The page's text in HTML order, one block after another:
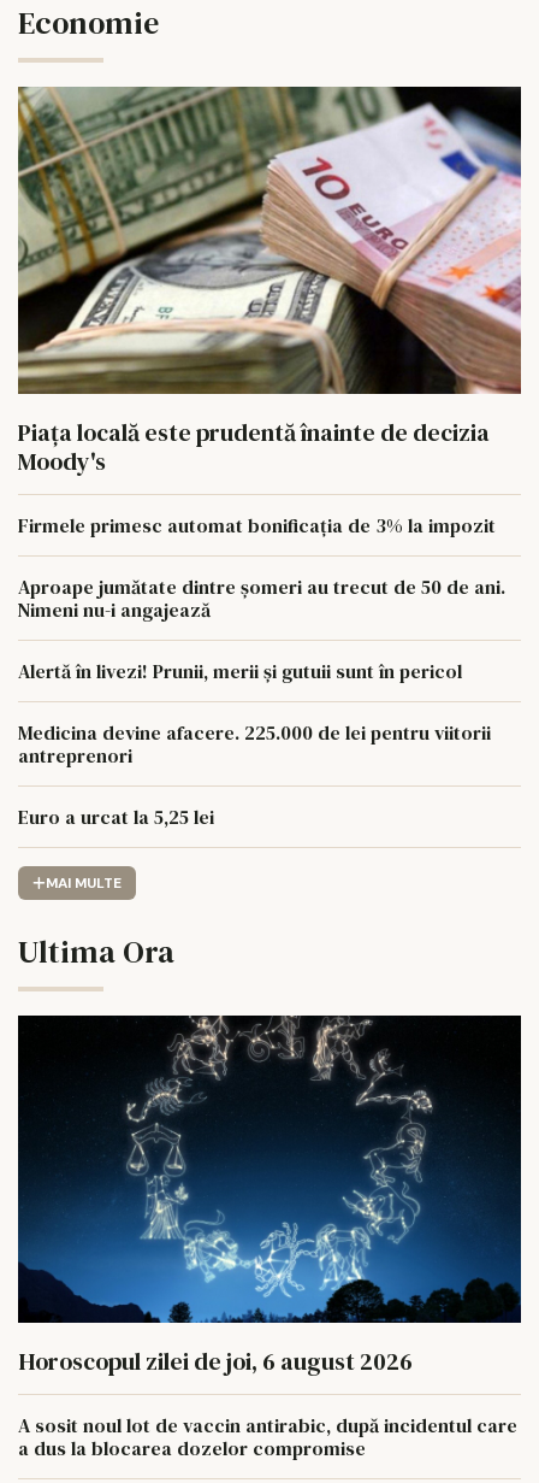
Economie
Piața locală este prudentă înainte de decizia
Moody's
Firmele primesc automat bonificația de 3% la impozit
Aproape jumătate dintre șomeri au trecut de 50 de ani.
Nimeni nu-i angajează
Alertă în livezi! Prunii, merii și gutuii sunt în pericol
Medicina devine afacere. 225.000 de lei pentru viitorii
antreprenori
Euro a urcat la 5,25 lei
MAI MULTE
Ultima Ora
Horoscopul zilei de joi, 6 august 2026
A sosit noul lot de vaccin antirabic, după incidentul care
a dus la blocarea dozelor compromise